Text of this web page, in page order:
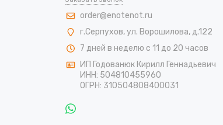
order@enotenot.ru
г.Серпухов, ул. Ворошилова, д.122
7 дней в неделю с 11 до 20 часов
ИП Годованюк Кирилл Геннадьевич
ИНН: 504810455960
ОГРН: 310504808400031